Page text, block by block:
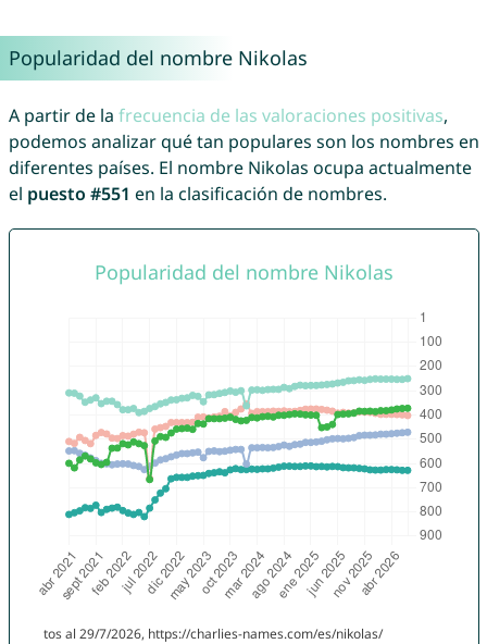
Popularidad del nombre Nikolas
A partir de la frecuencia de las valoraciones positivas,
podemos analizar qué tan populares son los nombres en
diferentes países. El nombre Nikolas ocupa actualmente
el puesto #551 en la clasificación de nombres.